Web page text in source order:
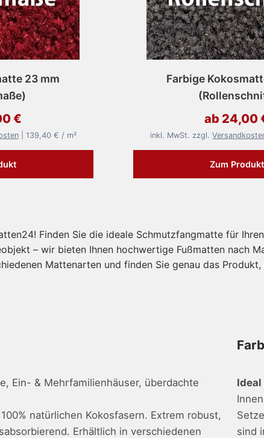
23 mm
€
| 139,40 € / m²
Farbige
ab 24,00
inkl. MwSt. zzgl.
Zum Produkt
Finden Sie die ideale Schmutzfangmatte für
– wir bieten Ihnen hochwertige Fußmatten nach
Mattenarten und finden Sie genau das
Ein- & Mehrfamilienhäuser, überdachte
natürlichen Kokosfasern. Extrem robust,
Erhältlich in verschiedenen
Ideal
sind